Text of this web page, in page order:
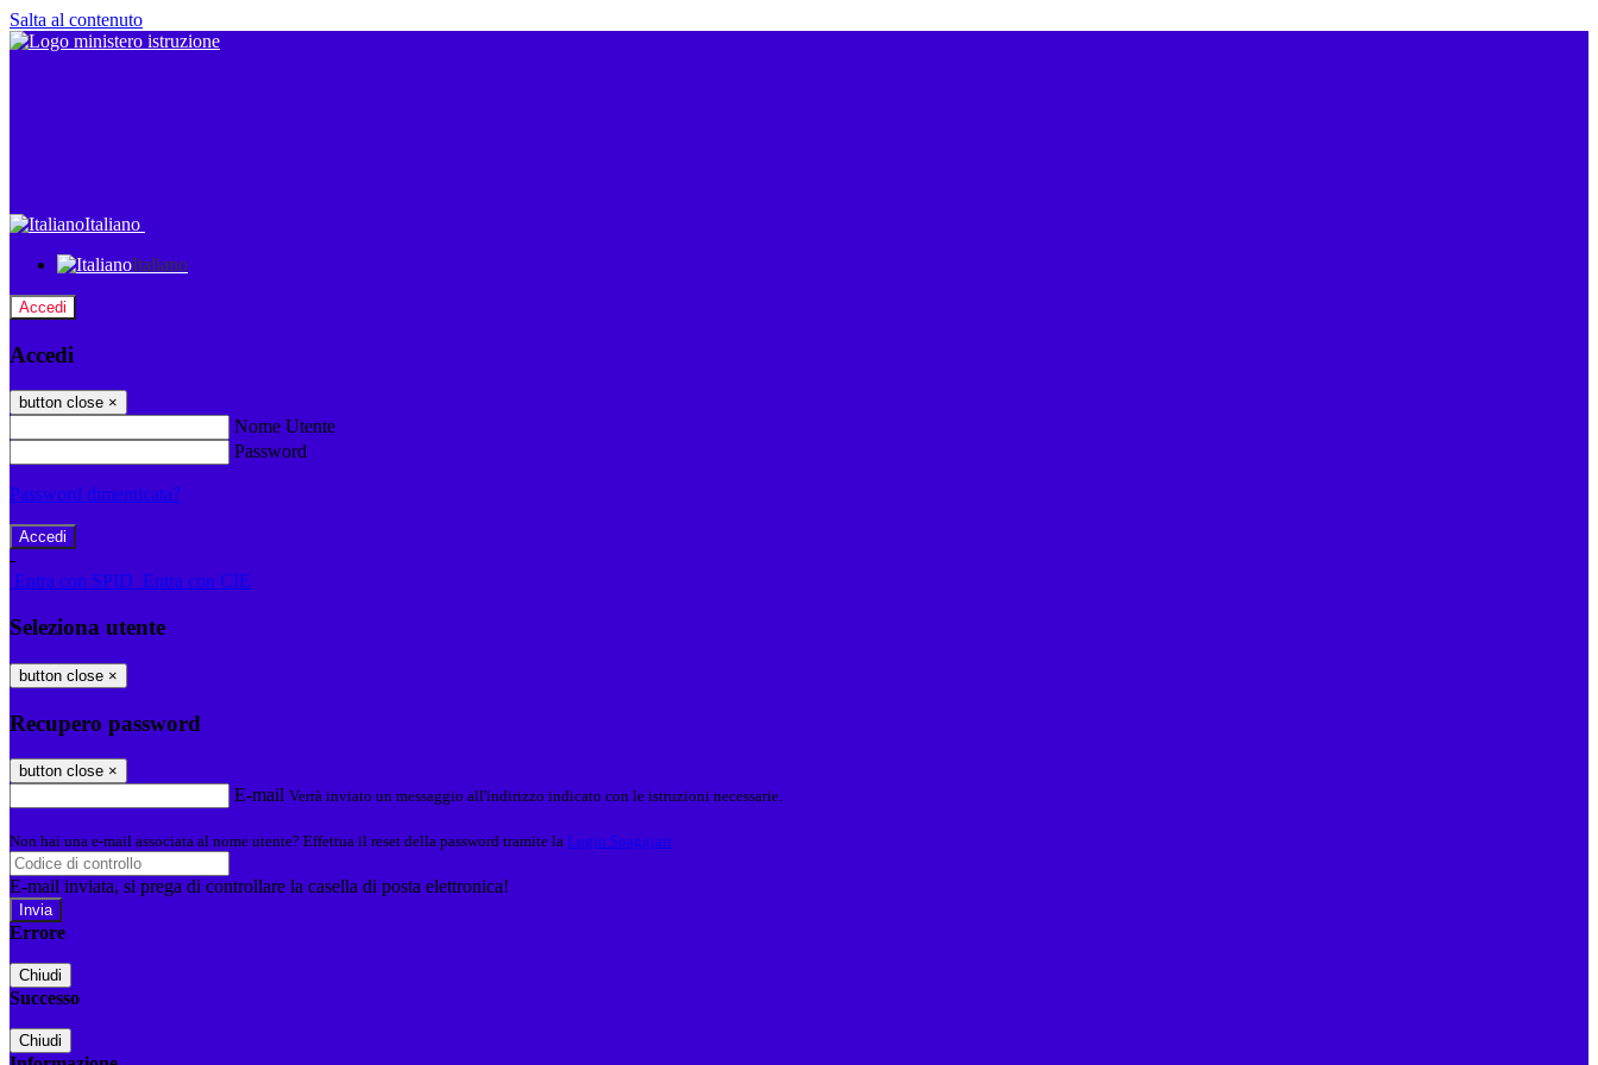
Salta al contenuto
Italiano
Italiano
Accedi
Accedi
button close ×
Nome Utente
Password
Password dimenticata?
-
Entra con SPID Entra con CIE
Seleziona utente
button close ×
Recupero password
button close ×
E-mail Verrà inviato un messaggio all'indirizzo indicato con le istruzioni necessarie.
Non hai una e-mail associata al nome utente? Effettua il reset della password tramite la Login Spaggiari
E-mail inviata, si prega di controllare la casella di posta elettronica!
Errore
Chiudi
Successo
Chiudi